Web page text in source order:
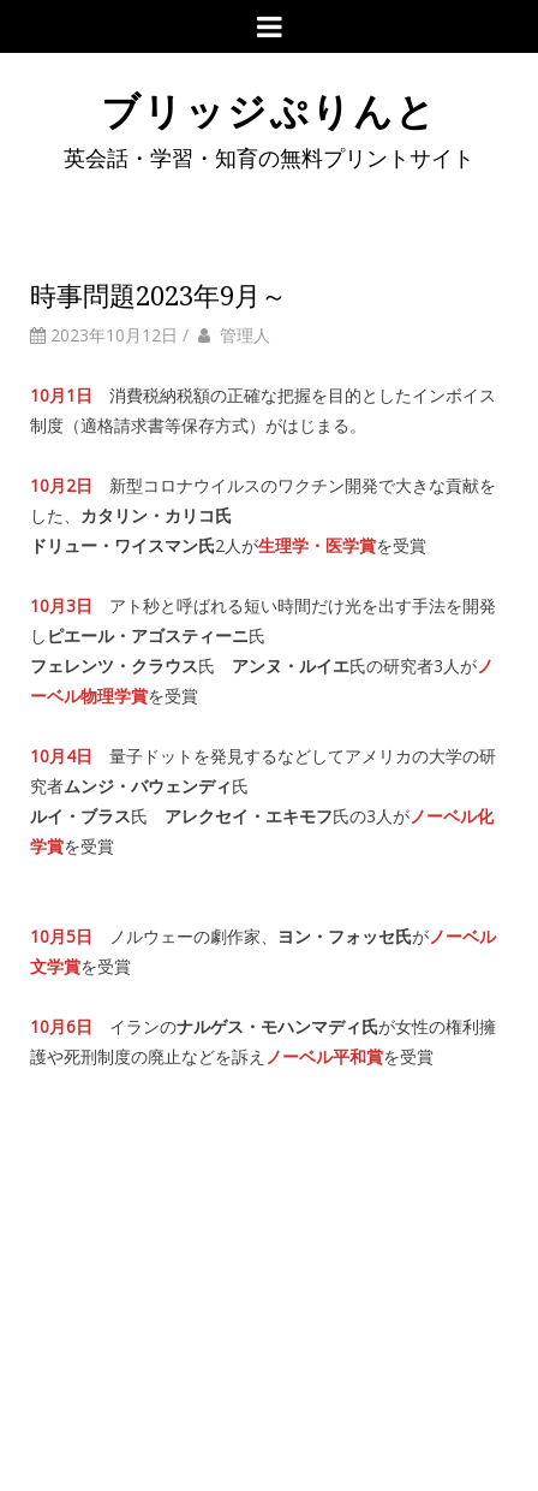
ブリッジぷりんと
英会話・学習・知育の無料プリントサイト
時事問題2023年9月～
2023年10月12日 / 管理人
10月1日
消費税納税額の正確な把握を目的としたインボイス
制度（適格請求書等保存方式）がはじまる。
10月2日
新型コロナウイルスのワクチン開発で大きな貢献を
した、 カタリン・カリコ氏
ドリュー・ワイスマン氏2人が生理学・医学賞を受賞
10月3日
アト秒と呼ばれる短い時間だけ光を出す手法を開発
し ピエール・アゴスティーニ氏
フェレンツ・クラウス氏 アンヌ・ルイエ氏の研究者3人がノ
ーベル物理学賞を受賞
10月4日
量子ドットを発見するなどしてアメリカの大学の研
究者ムンジ・バウェンディ氏
ルイ・ブラス氏 アレクセイ・エキモフ氏の3人がノーベル化
学賞を受賞
10月5日 ノルウェーの劇作家、 ヨン・フォッセ氏がノーベル
文学賞を受賞
10月6日 イランのナルゲス・モハンマディ氏が女性の権利擁
護や死刑制度の廃止などを訴え ノーベル平和賞を受賞